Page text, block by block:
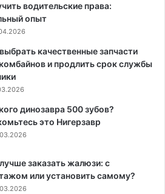
водительские права:
опыт
качественные запчасти
и продлить срок службы
динозавра 500 зубов?
это Нигерзавр
заказать жалюзи: с
или установить самому?